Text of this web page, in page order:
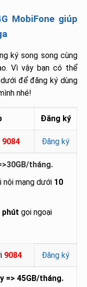
MobiFone giúp
ký song song cùng
Vì vậy bạn có thể
để đăng ký dùng
nhé!
Đăng ký
9084 Đăng ký
tháng.
nội mạng dưới 10
phút gọi ngoại
9084 Đăng ký
=> 45GB/tháng.